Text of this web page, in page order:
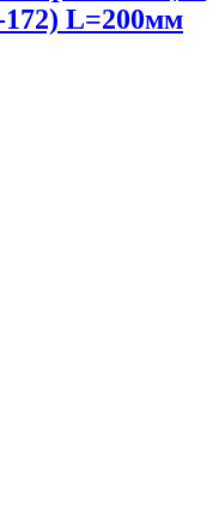
L=200мм